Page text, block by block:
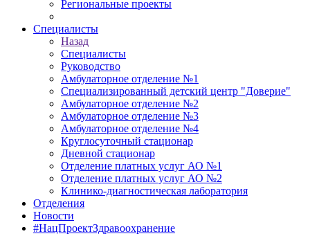
Региональные проекты
Специалисты
Назад
Специалисты
Руководство
Амбулаторное отделение №1
Специализированный детский центр "Доверие"
Амбулаторное отделение №2
Амбулаторное отделение №3
Амбулаторное отделение №4
Круглосуточный стационар
Дневной стационар
Отделение платных услуг АО №1
Отделение платных услуг АО №2
Клинико-диагностическая лаборатория
Отделения
Новости
#НацПроектЗдравоохранение